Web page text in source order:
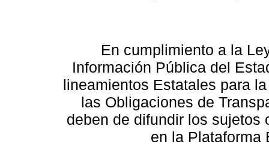
En cumplimiento a la
Información Pública del
lineamientos Estatales para
las Obligaciones de
deben de difundir los sujetos
en la Plataforma